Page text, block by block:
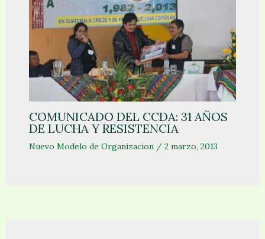
COMUNICADO DEL CCDA: 31 AÑOS
DE LUCHA Y RESISTENCIA
Nuevo Modelo de Organizacion/ 2 marzo, 2013